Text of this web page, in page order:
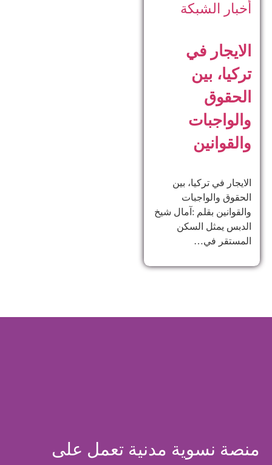
أخبار الشبكة
الايجار في
تركيا، بين
الحقوق
والواجبات
والقوانين
الايجار في تركيا، بين
الحقوق والواجبات
والقوانين بقلم :آمال شيخ
الدبس يمثل السكن
المستقر في…
منصة نسوية مدنية تعمل على